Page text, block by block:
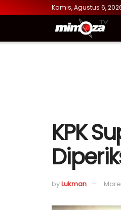
Kamis, Agustus 6,
KPK
byLukman